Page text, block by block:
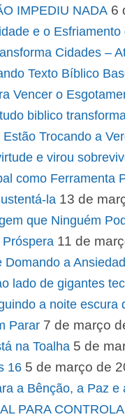
IMPEDIU NADA 6
e o
Cidades –
Texto Bíblico
Vencer o
biblico
Trocando a
e virou
como Ferramenta
la 13 de
que Ninguém
11 de
a
lado de gigantes
a noite escura
Parar 7 de março
na Toalha 5 de
16 5 de março de
a Bênção, a Paz e
PARA